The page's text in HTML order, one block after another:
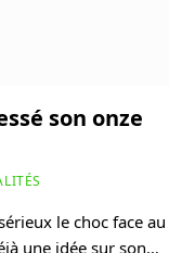
son onze
le choc face au
une idée sur son…